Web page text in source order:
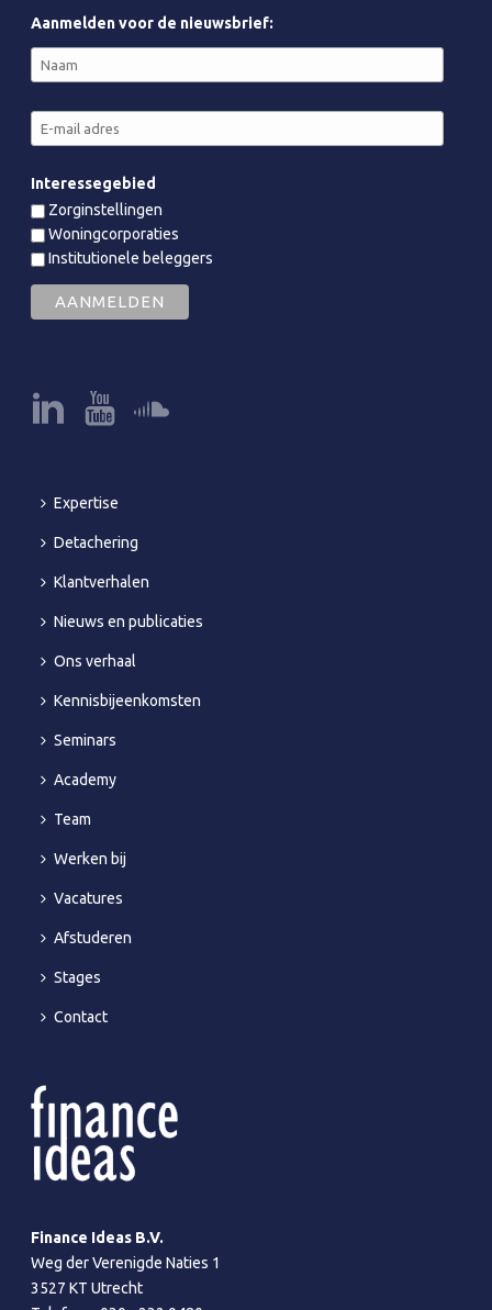
Aanmelden voor de nieuwsbrief:
Interessegebied
Zorginstellingen
Woningcorporaties
Institutionele beleggers
Expertise
Detachering
Klantverhalen
Nieuws en publicaties
Ons verhaal
Kennisbijeenkomsten
Seminars
Academy
Team
Werken bij
Vacatures
Afstuderen
Stages
Contact
Finance Ideas B.V.
Weg der Verenigde Naties 1
3527 KT Utrecht